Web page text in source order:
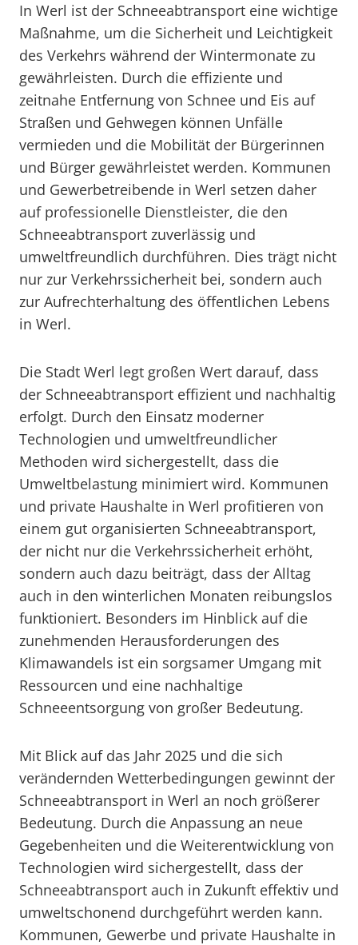
In Werl ist der Schneeabtransport eine wichtige
Maßnahme, um die Sicherheit und Leichtigkeit
des Verkehrs während der Wintermonate zu
gewährleisten. Durch die effiziente und
zeitnahe Entfernung von Schnee und Eis auf
Straßen und Gehwegen können Unfälle
vermieden und die Mobilität der Bürgerinnen
und Bürger gewährleistet werden. Kommunen
und Gewerbetreibende in Werl setzen daher
auf professionelle Dienstleister, die den
Schneeabtransport zuverlässig und
umweltfreundlich durchführen. Dies trägt nicht
nur zur Verkehrssicherheit bei, sondern auch
zur Aufrechterhaltung des öffentlichen Lebens
in Werl.
Die Stadt Werl legt großen Wert darauf, dass
der Schneeabtransport effizient und nachhaltig
erfolgt. Durch den Einsatz moderner
Technologien und umweltfreundlicher
Methoden wird sichergestellt, dass die
Umweltbelastung minimiert wird. Kommunen
und private Haushalte in Werl profitieren von
einem gut organisierten Schneeabtransport,
der nicht nur die Verkehrssicherheit erhöht,
sondern auch dazu beiträgt, dass der Alltag
auch in den winterlichen Monaten reibungslos
funktioniert. Besonders im Hinblick auf die
zunehmenden Herausforderungen des
Klimawandels ist ein sorgsamer Umgang mit
Ressourcen und eine nachhaltige
Schneeentsorgung von großer Bedeutung.
Mit Blick auf das Jahr 2025 und die sich
verändernden Wetterbedingungen gewinnt der
Schneeabtransport in Werl an noch größerer
Bedeutung. Durch die Anpassung an neue
Gegebenheiten und die Weiterentwicklung von
Technologien wird sichergestellt, dass der
Schneeabtransport auch in Zukunft effektiv und
umweltschonend durchgeführt werden kann.
Kommunen, Gewerbe und private Haushalte in